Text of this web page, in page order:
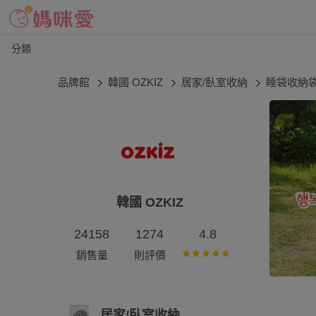
分類
品牌館 韓國 OZKIZ 居家/臥室收納 睡袋收納
韓國 OZKIZ
24158
銷售量
1274
則評價
4.8